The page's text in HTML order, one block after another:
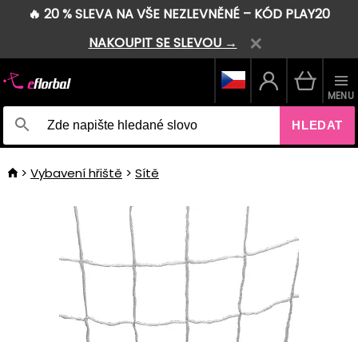
🔥 20 % SLEVA NA VŠE NEZLEVNĚNÉ – KÓD PLAY20
NAKOUPIT SE SLEVOU →
HLEDAT
MENU
Vybavení hřiště Sítě